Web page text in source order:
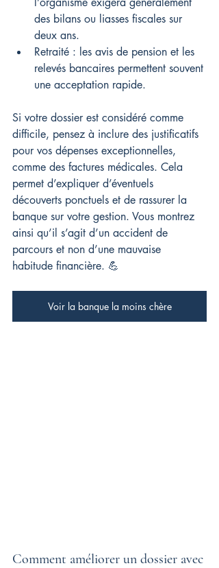
des bilans ou liasses fiscales sur
deux ans.
Retraité : les avis de pension et les
relevés bancaires permettent souvent
une acceptation rapide.
Si votre dossier est considéré comme
difficile, pensez à inclure des justificatifs
pour vos dépenses exceptionnelles,
comme des factures médicales. Cela
permet d’expliquer d’éventuels
découverts ponctuels et de rassurer la
banque sur votre gestion. Vous montrez
ainsi qu’il s’agit d’un accident de
parcours et non d’une mauvaise
habitude financière. 💪
Voir la banque la moins chère
Comment améliorer un dossier avec